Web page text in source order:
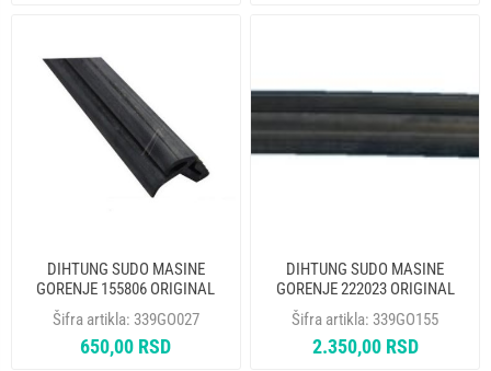
DIHTUNG SUDO MASINE
GORENJE 155806 ORIGINAL
Šifra artikla: 339GO027
650,00 RSD
DIHTUNG SUDO MASINE
GORENJE 222023 ORIGINAL
Šifra artikla: 339GO155
2.350,00 RSD